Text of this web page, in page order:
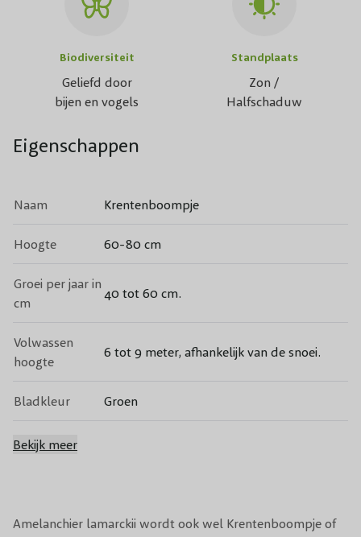
Amelanchier lamarckii wordt ook wel Krentenboompje of
Biodiversiteit
Geliefd door
bijen en vogels
Standplaats
Zon /
Halfschaduw
Eigenschappen
Naam Krentenboompje
Hoogte 60-80 cm
Groei per jaar in
cm
40 tot 60 cm.
Volwassen
hoogte
6 tot 9 meter, afhankelijk van de snoei.
Bladkleur Groen
Standplaats
bodem.
Bekijk meer